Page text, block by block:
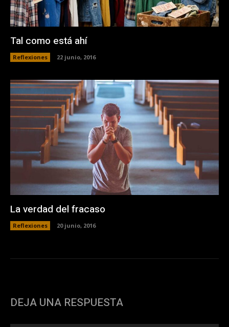
Tal como está ahí
Reflexiones 22 junio, 2016
La verdad del fracaso
Reflexiones 20 junio, 2016
DEJA UNA RESPUESTA